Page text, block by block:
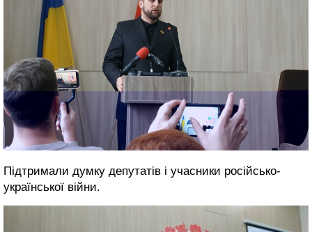
Підтримали думку депутатів і учасники російсько-
української війни.